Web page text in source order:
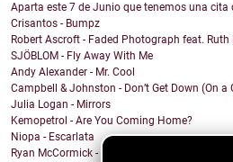
Aparta este 7 de Junio que tenemos una cita
Crisantos - Bumpz
Robert Ascroft - Faded Photograph feat. Ruth
SJÖBLOM - Fly Away With Me
Andy Alexander - Mr. Cool
Campbell & Johnston - Don’t Get Down (On a
Julia Logan - Mirrors
Kemopetrol - Are You Coming Home?
Niopa - Escarlata
Ryan McCormick - Sonic Boom